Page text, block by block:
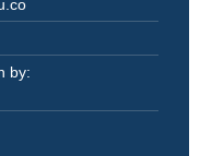
by: